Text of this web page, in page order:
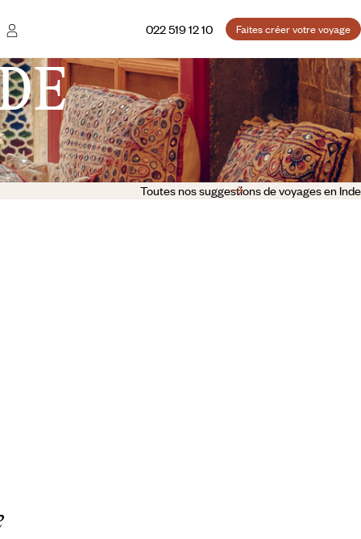
022 519 12 10 Faites créer votre voyage
Toutes nos suggestions de voyages en Inde